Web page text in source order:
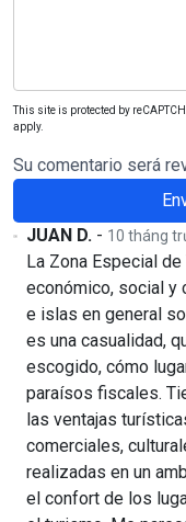
This site is protected by
apply.
Su comentario será
JUAN D. - 10 tháng
La Zona Especial de
económico, social y
e islas en general
es una casualidad,
escogido, cómo
paraísos fiscales.
las ventajas
comerciales,
realizadas en un
el confort de los